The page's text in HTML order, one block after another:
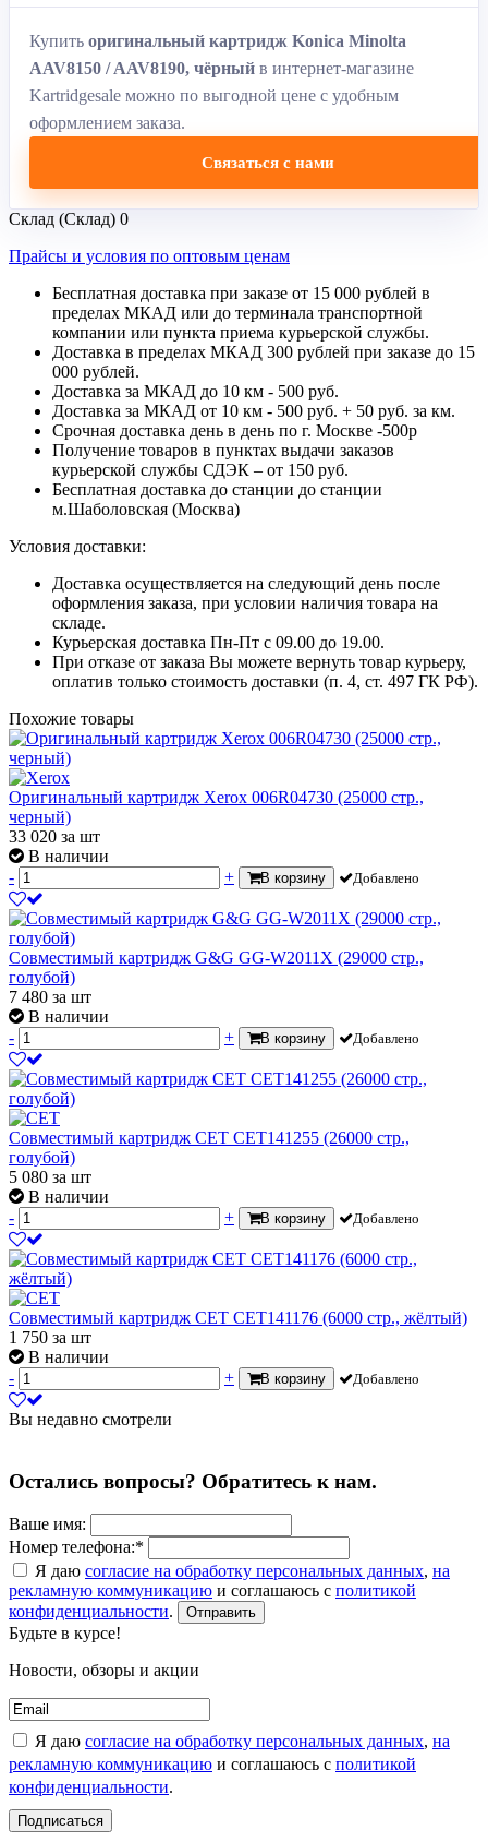
Купить оригинальный картридж Konica Minolta
AAV8150 / AAV8190, чёрный в интернет-магазине
Kartridgesale можно по выгодной цене с удобным
оформлением заказа.
Связаться с нами
Склад (Склад) 0
Прайсы и условия по оптовым ценам
Бесплатная доставка при заказе от 15 000 рублей в
пределах МКАД или до терминала транспортной
компании или пункта приема курьерской службы.
Доставка в пределах МКАД 300 рублей при заказе до 15
000 рублей.
Доставка за МКАД до 10 км - 500 руб.
Доставка за МКАД от 10 км - 500 руб. + 50 руб. за км.
Срочная доставка день в день по г. Москве -500р
Получение товаров в пунктах выдачи заказов
курьерской службы СДЭК – от 150 руб.
Бесплатная доставка до станции до станции
м.Шаболовская (Москва)
Условия доставки:
Доставка осуществляется на следующий день после
оформления заказа, при условии наличия товара на
складе.
Курьерская доставка Пн-Пт с 09.00 до 19.00.
При отказе от заказа Вы можете вернуть товар курьеру,
оплатив только стоимость доставки (п. 4, ст. 497 ГК РФ).
Похожие товары
Оригинальный картридж Xerox 006R04730 (25000 стр.,
черный)
33 020 за шт
В наличии
-
+ В корзину Добавлено
Совместимый картридж G&G GG-W2011X (29000 стр.,
голубой)
7 480 за шт
В наличии
-
+ В корзину Добавлено
Совместимый картридж CET CET141255 (26000 стр.,
голубой)
5 080 за шт
В наличии
-
+ В корзину Добавлено
Совместимый картридж CET CET141176 (6000 стр., жёлтый)
1 750 за шт
В наличии
-
+ В корзину Добавлено
Вы недавно смотрели
Остались вопросы? Обратитесь к нам.
Ваше имя:
Номер телефона:*
Я даю согласие на обработку персональных данных, на
рекламную коммуникацию и соглашаюсь с политикой
конфиденциальности. Отправить
Будьте в курсе!
Новости, обзоры и акции
Я даю согласие на обработку персональных данных, на
рекламную коммуникацию и соглашаюсь с политикой
конфиденциальности.
Подписаться